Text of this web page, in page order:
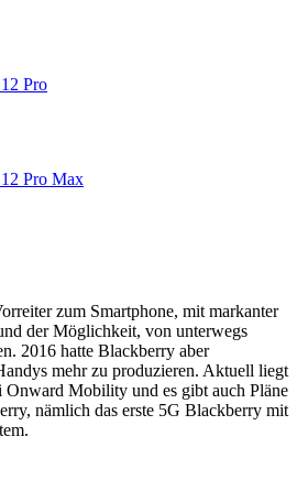
Pro
Pro Max
zum Smartphone, mit markanter
der Möglichkeit, von unterwegs
2016 hatte Blackberry aber
mehr zu produzieren. Aktuell liegt
Onward Mobility und es gibt auch Pläne
nämlich das erste 5G Blackberry mit